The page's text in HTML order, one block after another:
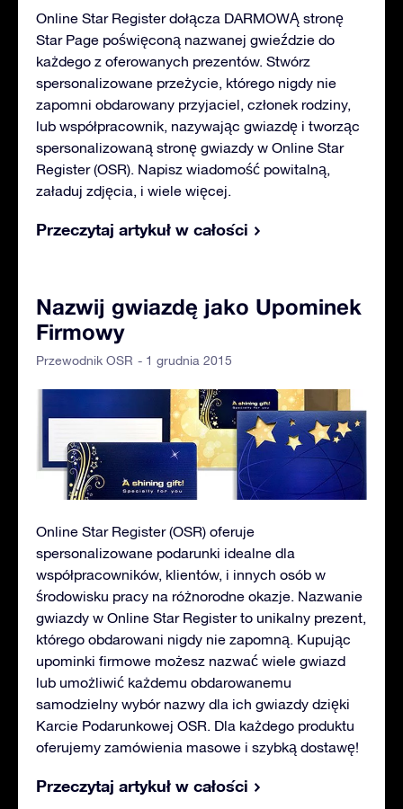
Online Star Register dołącza DARMOWĄ stronę
Star Page poświęconą nazwanej gwieździe do
każdego z oferowanych prezentów. Stwórz
spersonalizowane przeżycie, którego nigdy nie
zapomni obdarowany przyjaciel, członek rodziny,
lub współpracownik, nazywając gwiazdę i tworząc
spersonalizowaną stronę gwiazdy w Online Star
Register (OSR). Napisz wiadomość powitalną,
załaduj zdjęcia, i wiele więcej.
Przeczytaj artykuł w całości
Nazwij gwiazdę jako Upominek
Firmowy
Przewodnik OSR - 1 grudnia 2015
Online Star Register (OSR) oferuje
spersonalizowane podarunki idealne dla
współpracowników, klientów, i innych osób w
środowisku pracy na różnorodne okazje. Nazwanie
gwiazdy w Online Star Register to unikalny prezent,
którego obdarowani nigdy nie zapomną. Kupując
upominki firmowe możesz nazwać wiele gwiazd
lub umożliwić każdemu obdarowanemu
samodzielny wybór nazwy dla ich gwiazdy dzięki
Karcie Podarunkowej OSR. Dla każdego produktu
oferujemy zamówienia masowe i szybką dostawę!
Przeczytaj artykuł w całości